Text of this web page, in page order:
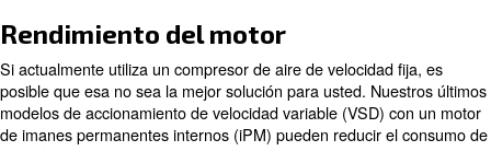
Dado que el consumo de energía representa hasta el
costes operativos de un compresor de aire, nuestro
producir equipos altamente eficientes. Una de las
importantes de lograrlo es a través de la recuperación